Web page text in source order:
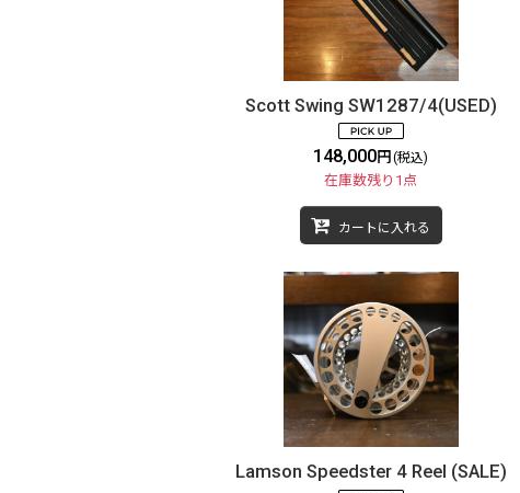
Scott Swing SW1287/4(USED)
148,000円 (税込)
在庫数残り1点
カートに入れる
Lamson Speedster 4 Reel (SALE)